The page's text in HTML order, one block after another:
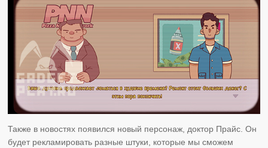
Также в новостях появился новый персонаж, доктор Прайс. Он
будет рекламировать разные штуки, которые мы сможем